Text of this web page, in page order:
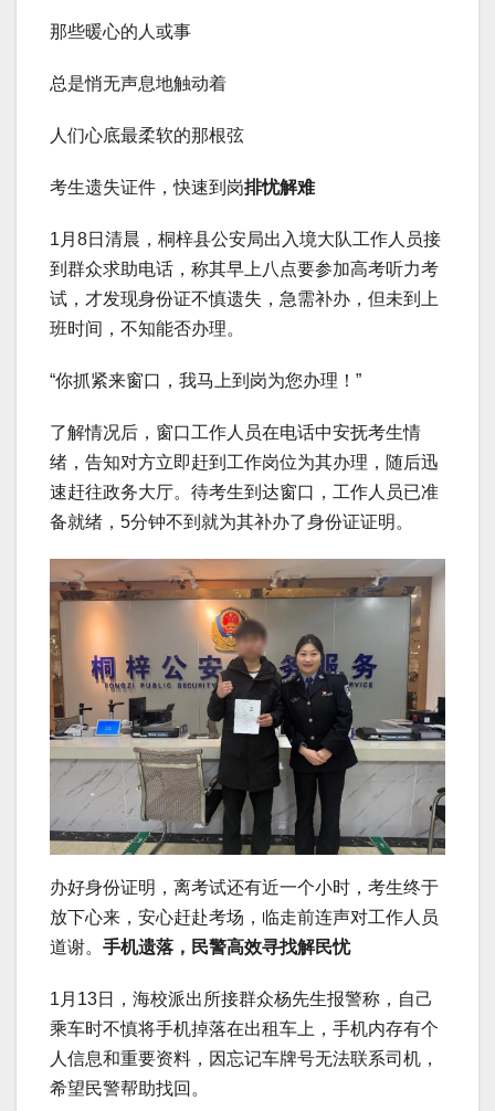
那些暖心的人或事
总是悄无声息地触动着
人们心底最柔软的那根弦
考生遗失证件，快速到岗排忧解难
1月8日清晨，桐梓县公安局出入境大队工作人员接
到群众求助电话，称其早上八点要参加高考听力考
试，才发现身份证不慎遗失，急需补办，但未到上
班时间，不知能否办理。
“你抓紧来窗口，我马上到岗为您办理！”
了解情况后，窗口工作人员在电话中安抚考生情
绪，告知对方立即赶到工作岗位为其办理，随后迅
速赶往政务大厅。待考生到达窗口，工作人员已准
备就绪，5分钟不到就为其补办了身份证证明。
办好身份证明，离考试还有近一个小时，考生终于
放下心来，安心赶赴考场，临走前连声对工作人员
道谢。 手机遗落，民警高效寻找解民忧
1月13日，海校派出所接群众杨先生报警称，自己
乘车时不慎将手机掉落在出租车上，手机内存有个
人信息和重要资料，因忘记车牌号无法联系司机，
希望民警帮助找回。